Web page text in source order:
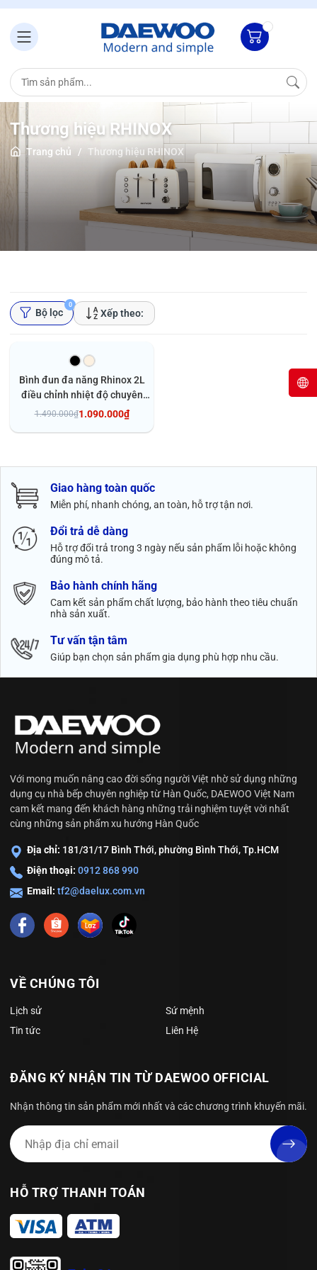
Thương hiệu RHINOX
Trang chủ / Thương hiệu RHINOX
Bộ lọc
0
Xếp theo:
Bình đun đa năng Rhinox 2L
điều chỉnh nhiệt độ chuyên
pha sữa, trà, cafe - khóa an
1.490.000₫1.090.000₫
Giao hàng toàn quốc
Miễn phí, nhanh chóng, an toàn, hỗ trợ tận nơi.
Đổi trả dễ dàng
Hỗ trợ đổi trả trong 3 ngày nếu sản phẩm lỗi hoặc không
đúng mô tả.
Bảo hành chính hãng
Cam kết sản phẩm chất lượng, bảo hành theo tiêu chuẩn
nhà sản xuất.
Tư vấn tận tâm
Giúp bạn chọn sản phẩm gia dụng phù hợp nhu cầu.
Với mong muốn nâng cao đời sống người Việt nhờ sử dụng những
dụng cụ nhà bếp chuyên nghiệp từ Hàn Quốc, DAEWOO Việt Nam
cam kết mang đến khách hàng những trải nghiệm tuyệt vời nhất
cùng những sản phẩm xu hướng Hàn Quốc
Địa chỉ: 181/31/17 Bình Thới, phường Bình Thới, Tp.HCM
Điện thoại: 0912 868 990
Email: tf2@daelux.com.vn
VỀ CHÚNG TÔI
Lịch sử
Sứ mệnh
Tin tức
Liên Hệ
ĐĂNG KÝ NHẬN TIN TỪ DAEWOO OFFICIAL
Nhận thông tin sản phẩm mới nhất và các chương trình khuyến mãi.
HỖ TRỢ THANH TOÁN